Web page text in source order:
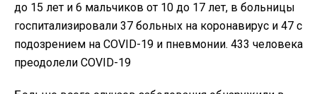
до 15 лет и 6 мальчиков от 10 до 17 лет, в больницы
госпитализировали 37 больных на коронавирус и 47 с
подозрением на COVID-19 и пневмонии. 433 человека
преодолели COVID-19